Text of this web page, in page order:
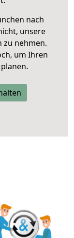
nach
unsere
zu nehmen.
um Ihren